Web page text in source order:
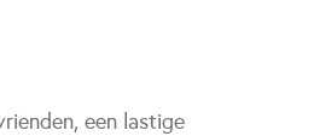
een lastige